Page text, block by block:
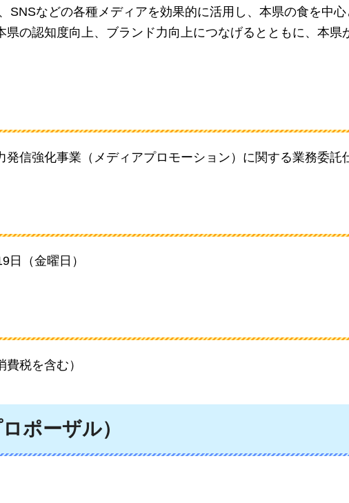
SNSなどの各種メディアを効果的に活用し、本県の食を中
県の認知度向上、ブランド力向上につなげるとともに、本県
信強化事業（メディアプロモーション）に関する業務委託
日（金曜日）
税を含む）
ポーザル）